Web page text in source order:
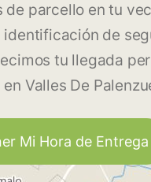
de parcello en tu
de
tu llegada
Valles De
Mi Hora de Entrega